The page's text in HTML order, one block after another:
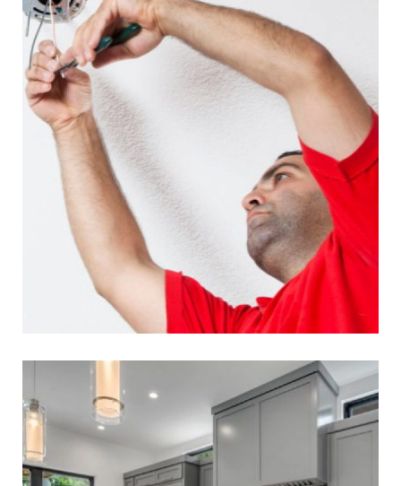
5 טיפים להתקנת גופי תאורה
לבחירת התאורה במטבח חלק אינטגרלי מעיצוב
המטבח. נראות וצבע גוף התאורה וכן, צבע האור
משפיעים רבות על נראות החדר ועל